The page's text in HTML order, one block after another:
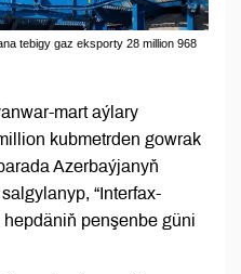
tebigy gaz eksporty 28 million 968
mart aýlary
kubmetrden gowrak
Azerbaýjanyň
“Interfax-
penşenbe güni